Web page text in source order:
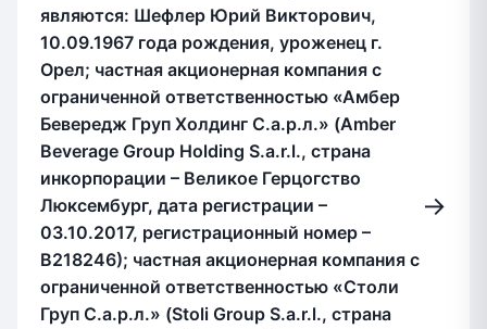
являются: Шефлер Юрий Викторович,
10.09.1967 года рождения, уроженец г.
Орел; частная акционерная компания с
ограниченной ответственностью «Амбер
Бевередж Груп Холдинг С.а.р.л.» (Amber
Beverage Group Holding S.a.r.l., страна
инкорпорации – Великое Герцогство
Люксембург, дата регистрации –
03.10.2017, регистрационный номер –
В218246); частная акционерная компания с
ограниченной ответственностью «Столи
Груп С.а.р.л.» (Stoli Group S.a.r.l., страна
→